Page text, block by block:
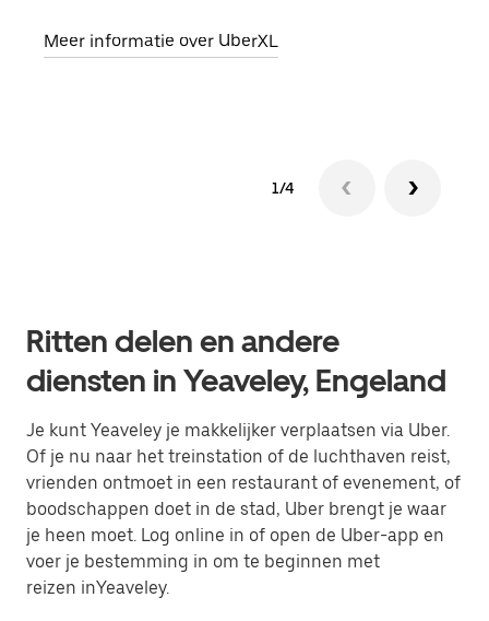
Meer informatie over UberXL
1/4
Ritten delen en andere
diensten in Yeaveley, Engeland
Je kunt Yeaveley je makkelijker verplaatsen via Uber.
Of je nu naar het treinstation of de luchthaven reist,
vrienden ontmoet in een restaurant of evenement, of
boodschappen doet in de stad, Uber brengt je waar
je heen moet. Log online in of open de Uber-app en
voer je bestemming in om te beginnen met
reizen inYeaveley.